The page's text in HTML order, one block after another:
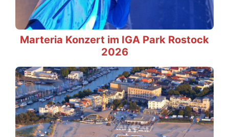
Marteria Konzert im IGA Park Rostock
2026